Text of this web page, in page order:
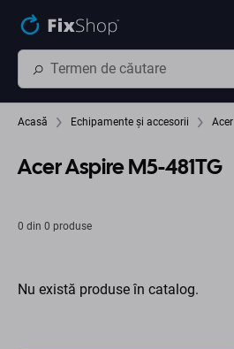
Acasă Echipamente și accesorii Acer
Acer Aspire M5-481TG
0 din 0 produse
Nu există produse în catalog.